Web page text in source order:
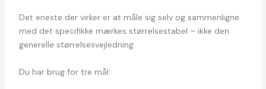
Det eneste der virker er at måle sig selv og sammenligne
med det specifikke mærkes størrelsestabel – ikke den
generelle størrelsesvejledning.
Du har brug for tre mål: